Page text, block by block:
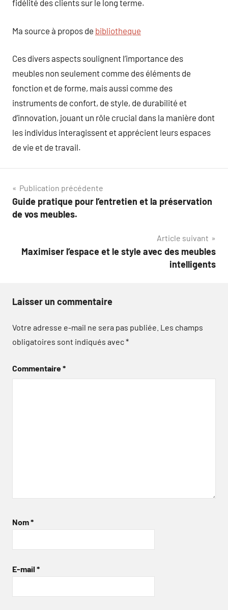
fidélité des clients sur le long terme.
Ma source à propos de bibliotheque
Ces divers aspects soulignent l’importance des
meubles non seulement comme des éléments de
fonction et de forme, mais aussi comme des
instruments de confort, de style, de durabilité et
d’innovation, jouant un rôle crucial dans la manière dont
les individus interagissent et apprécient leurs espaces
de vie et de travail.
Navigation
de
Publication précédente
Guide pratique pour l’entretien et la préservation
de vos meubles.
Article suivant
Maximiser l’espace et le style avec des meubles
intelligents
Laisser un commentaire
Votre adresse e-mail ne sera pas publiée. Les champs
obligatoires sont indiqués avec*
Commentaire*
Nom*
E-mail *